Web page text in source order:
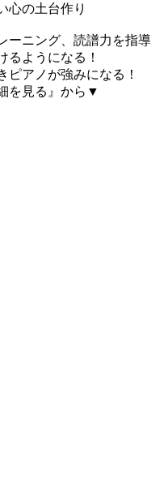
心の土台作り
ーニング、読譜力を指導
るようになる！
ピアノが強みになる！
を見る』から▼